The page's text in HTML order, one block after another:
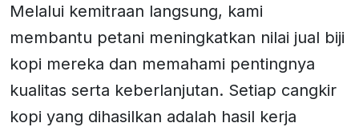
Melalui kemitraan langsung, kami
membantu petani meningkatkan nilai jual biji
kopi mereka dan memahami pentingnya
kualitas serta keberlanjutan. Setiap cangkir
kopi yang dihasilkan adalah hasil kerja